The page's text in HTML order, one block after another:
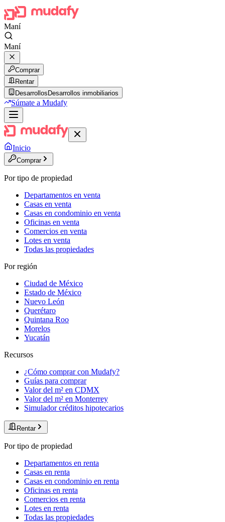
Maní
Maní
Comprar
Rentar
Desarrollos Desarrollos inmobiliarios
Súmate a Mudafy
Inicio
Comprar
Por tipo de propiedad
Departamentos en venta
Casas en venta
Casas en condominio en venta
Oficinas en venta
Comercios en venta
Lotes en venta
Todas las propiedades
Por región
Ciudad de México
Estado de México
Nuevo León
Querétaro
Quintana Roo
Morelos
Yucatán
Recursos
¿Cómo comprar con Mudafy?
Guías para comprar
Valor del m² en CDMX
Valor del m² en Monterrey
Simulador créditos hipotecarios
Rentar
Por tipo de propiedad
Departamentos en renta
Casas en renta
Casas en condominio en renta
Oficinas en renta
Comercios en renta
Lotes en renta
Todas las propiedades